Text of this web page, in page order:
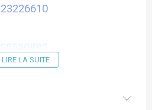
LIRE LA SUITE